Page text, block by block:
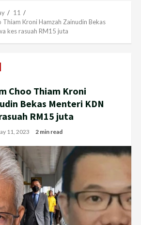
11
Thiam Kroni Hamzah Zainudin Bekas
kes rasuah RM15 juta
Choo Thiam Kroni
Bekas Menteri KDN
RM15 juta
11, 2023 2 min read